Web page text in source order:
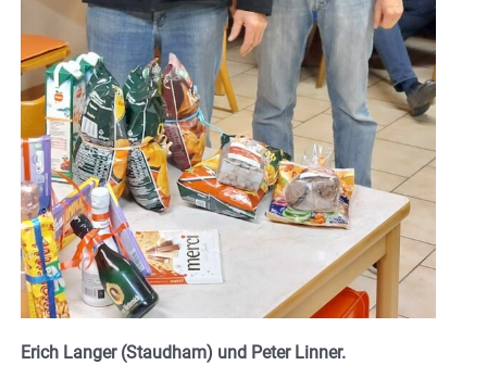
Erich Langer (Staudham) und Peter Linner.